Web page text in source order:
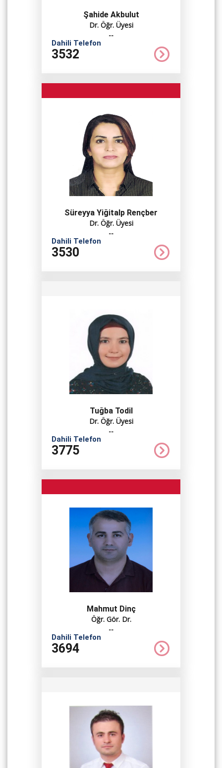
Şahide Akbulut
Dr. Öğr. Üyesi
--
Dahili Telefon
3532
Süreyya Yiğitalp Rençber
Dr. Öğr. Üyesi
--
Dahili Telefon
3530
Tuğba Todil
Dr. Öğr. Üyesi
--
Dahili Telefon
3775
Mahmut Dinç
Öğr. Gör. Dr.
--
Dahili Telefon
3694